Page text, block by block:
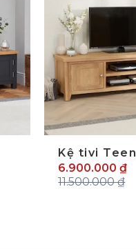
Kệ tivi Teen
6.900.000 ₫
11.500.000 ₫